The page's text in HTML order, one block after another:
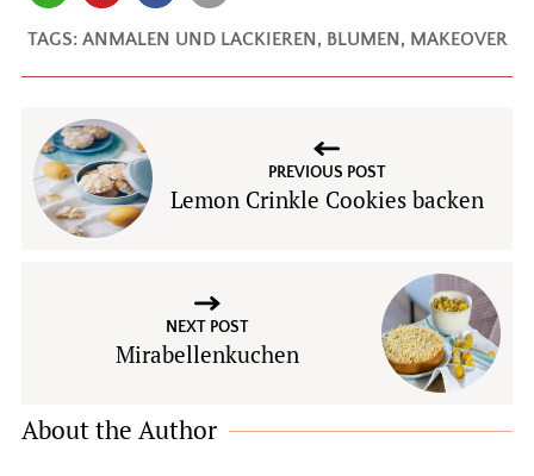
TAGS: ANMALEN UND LACKIEREN, BLUMEN, MAKEOVER
PREVIOUS POST
Lemon Crinkle Cookies backen
NEXT POST
Mirabellenkuchen
About the Author